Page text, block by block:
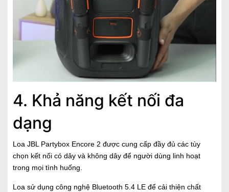
4. Khả năng kết nối đa
dạng
Loa JBL Partybox Encore 2 được cung cấp đầy đủ các tùy
chọn kết nối có dây và không dây để người dùng linh hoạt
trong mọi tình huống.
Loa sử dụng công nghệ Bluetooth 5.4 LE để cải thiện chất